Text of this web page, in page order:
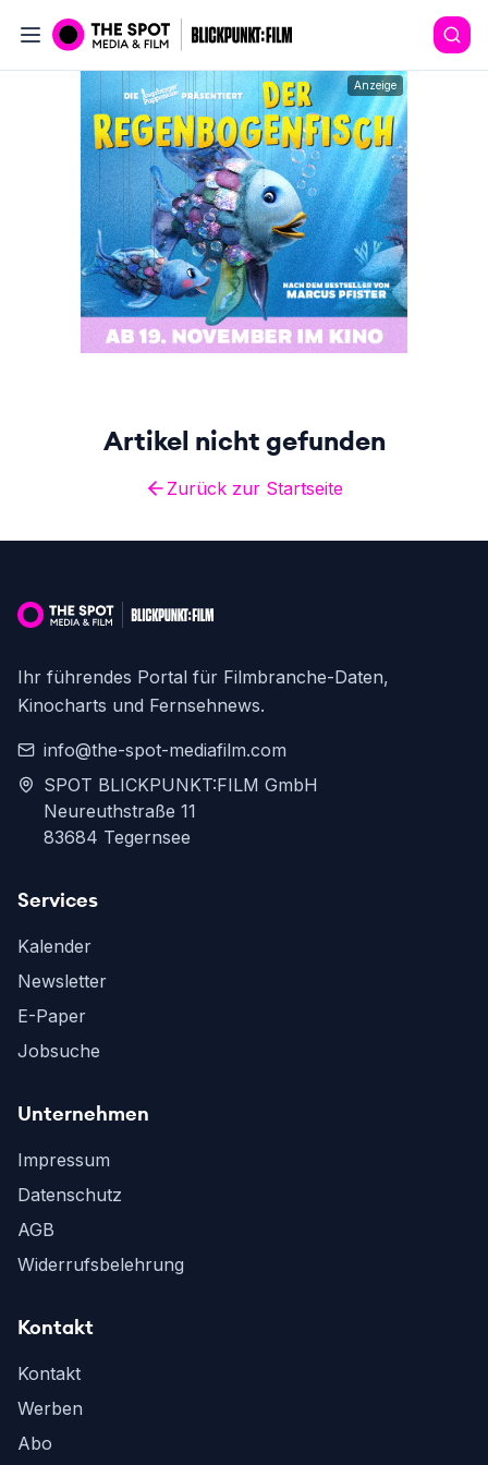
Anzeige
Artikel nicht gefunden
Zurück zur Startseite
Ihr führendes Portal für Filmbranche-Daten,
Kinocharts und Fernsehnews.
info@the-spot-mediafilm.com
SPOT BLICKPUNKT:FILM GmbH
Neureuthstraße 11
83684 Tegernsee
Services
Kalender
Newsletter
E-Paper
Jobsuche
Unternehmen
Impressum
Datenschutz
AGB
Widerrufsbelehrung
Kontakt
Kontakt
Werben
Abo